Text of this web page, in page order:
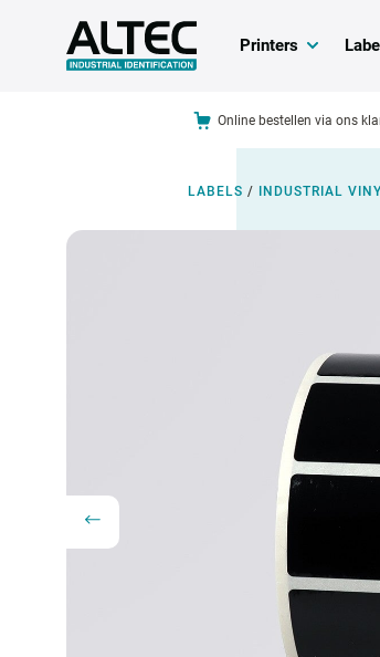
Printers
Online bestellen via ons
LABELS / INDUSTRIAL